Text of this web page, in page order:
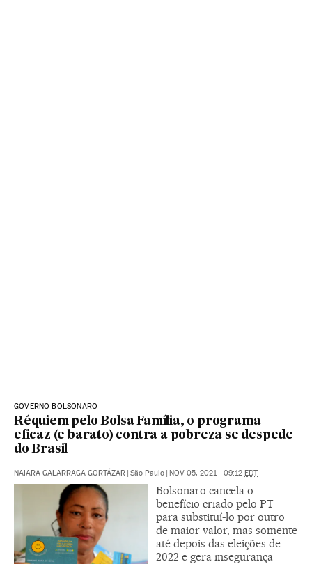
GOVERNO BOLSONARO
Réquiem pelo Bolsa Família, o programa
eficaz (e barato) contra a pobreza se despede
do Brasil
NAIARA GALARRAGA GORTÁZAR | São Paulo | NOV 05, 2021 - 09:12 EDT
Bolsonaro cancela o
benefício criado pelo PT
para substituí-lo por outro
de maior valor, mas somente
até depois das eleições de
2022 e gera insegurança